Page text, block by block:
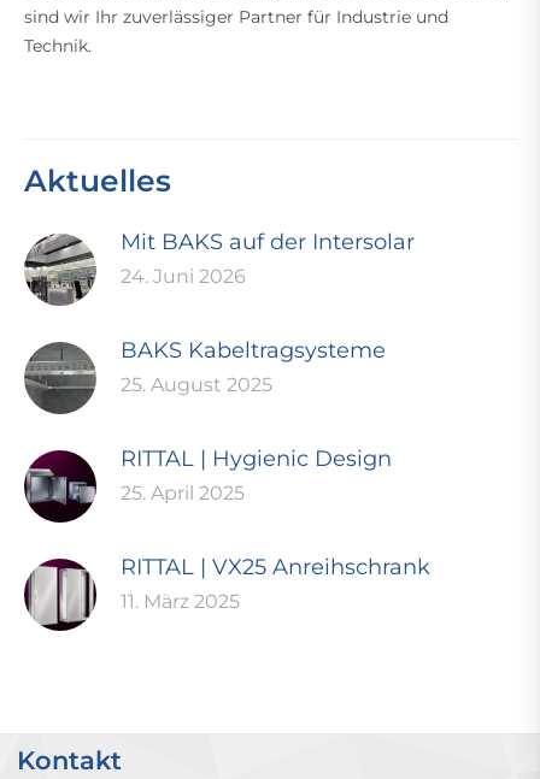
sind wir Ihr zuverlässiger Partner für Industrie und
Technik.
Aktuelles
Mit BAKS auf der Intersolar
24. Juni 2026
BAKS Kabeltragsysteme
25. August 2025
RITTAL | Hygienic Design
25. April 2025
RITTAL | VX25 Anreihschrank
11. März 2025
Kontakt